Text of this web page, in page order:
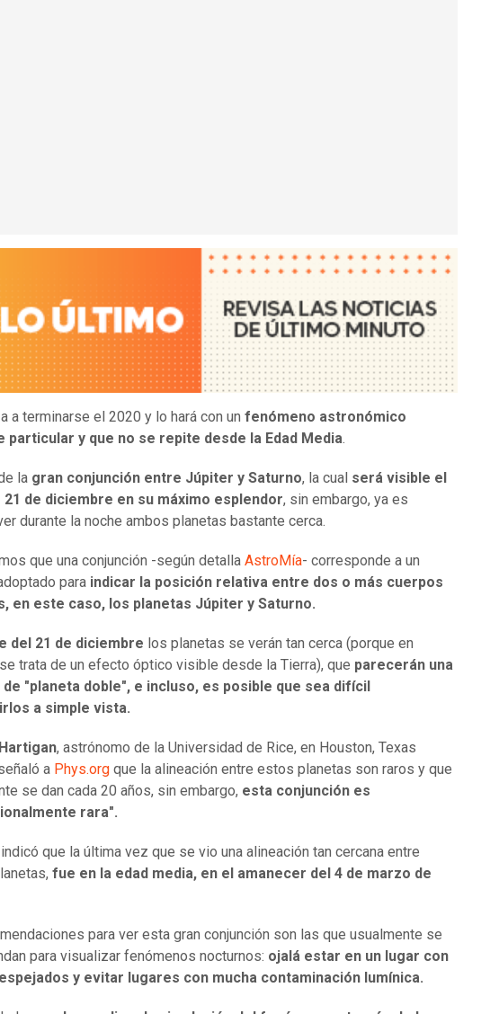
a terminarse el 2020 y lo hará con un fenómeno astronómico
particular y que no se repite desde la Edad Media.
la gran conjunción entre Júpiter y Saturno, la cual será visible el
de diciembre en su máximo esplendor, sin embargo, ya es
durante la noche ambos planetas bastante cerca.
que una conjunción -según detalla AstroMía- corresponde a un
para indicar la posición relativa entre dos o más cuerpos
en este caso, los planetas Júpiter y Saturno.
del 21 de diciembre los planetas se verán tan cerca (porque en
trata de un efecto óptico visible desde la Tierra), que parecerán una
"planeta doble", e incluso, es posible que sea difícil
a simple vista.
, astrónomo de la Universidad de Rice, en Houston, Texas
a Phys.org que la alineación entre estos planetas son raros y que
se dan cada 20 años, sin embargo, esta conjunción es
rara".
que la última vez que se vio una alineación tan cercana entre
fue en la edad media, en el amanecer del 4 de marzo de
para ver esta gran conjunción son las que usualmente se
para visualizar fenómenos nocturnos: ojalá estar en un lugar con
y evitar lugares con mucha contaminación lumínica.